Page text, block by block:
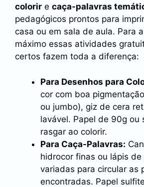
colorir e caça-palavras
pedagógicos prontos para
casa ou em sala de aula. Para
máximo essas atividades
certos fazem toda a diferença:
Para Desenhos para
cor com boa
ou jumbo), giz de cera
lavável. Papel de 90g ou
rasgar ao colorir.
Para Caça-Palavras:
hidrocor finas ou lápis de
variadas para circular as
encontradas. Papel